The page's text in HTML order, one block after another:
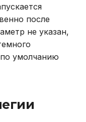
после
не указан,
умолчанию